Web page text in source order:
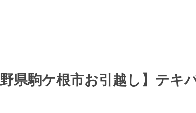
県駒ケ根市お引越し】テ